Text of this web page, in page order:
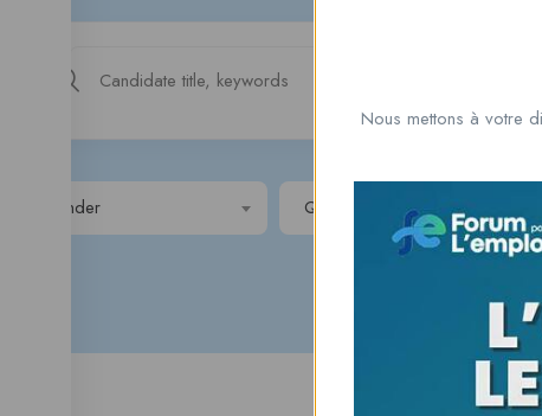
Gender Qualification
Nous mettons à votre